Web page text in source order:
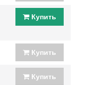
Купить
Купить
Купить